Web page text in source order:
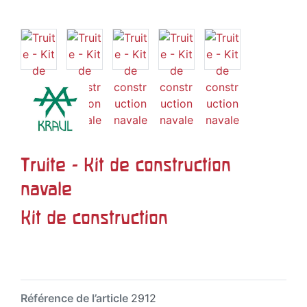
Truite - Kit de construction
navale
Kit de construction
Référence de l’article 2912